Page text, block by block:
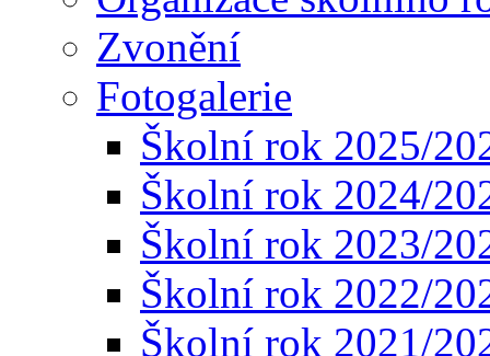
Zvonění
Fotogalerie
Školní rok 2025/
Školní rok 2024/
Školní rok 2023/
Školní rok 2022/
Školní rok 2021/